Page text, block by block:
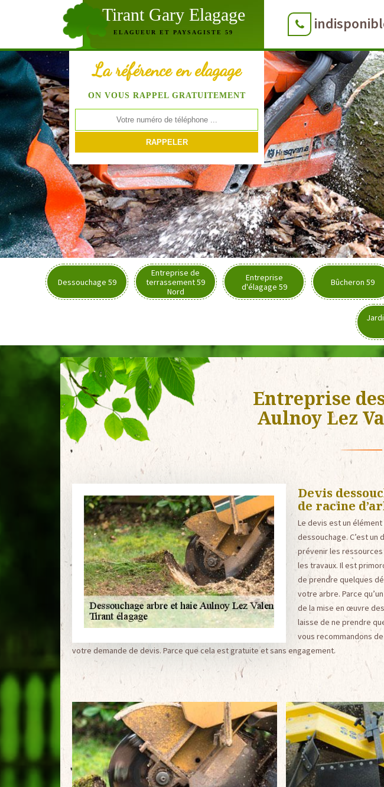
Tirant Gary Elagage
ELAGUEUR ET PAYSAGISTE 59
La référence en elagage
ON VOUS RAPPEL GRATUITEMENT
Dessouchage 59
Entreprise de
terrassement 59
Nord
Entreprise
d'élagage 59
Bûcheron 59
Entreprise
Aulnoy Lez
Devis
de racine
Le devis est un
dessouchage. C’est
prévenir les
les travaux. Il est
de prendre quelques
votre arbre. Parce
de la mise en œuvre
laisse de ne prendre
vous recommandons
votre demande de devis. Parce que cela est gratuite et sans engagement.